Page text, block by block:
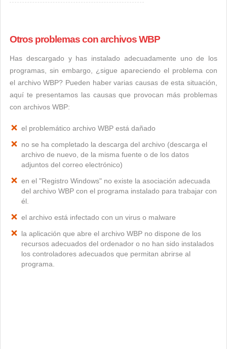
Otros problemas con archivos WBP
Has descargado y has instalado adecuadamente uno de los
programas, sin embargo, ¿sigue apareciendo el problema con
el archivo WBP? Pueden haber varias causas de esta situación,
aquí te presentamos las causas que provocan más problemas
con archivos WBP:
el problemático archivo WBP está dañado
no se ha completado la descarga del archivo (descarga el
archivo de nuevo, de la misma fuente o de los datos
adjuntos del correo electrónico)
en el "Registro Windows" no existe la asociación adecuada
del archivo WBP con el programa instalado para trabajar con
él.
el archivo está infectado con un virus o malware
la aplicación que abre el archivo WBP no dispone de los
recursos adecuados del ordenador o no han sido instalados
los controladores adecuados que permitan abrirse al
programa.